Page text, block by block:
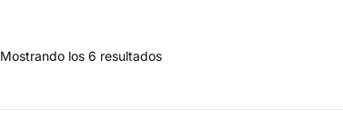
Mostrando los 6 resultados